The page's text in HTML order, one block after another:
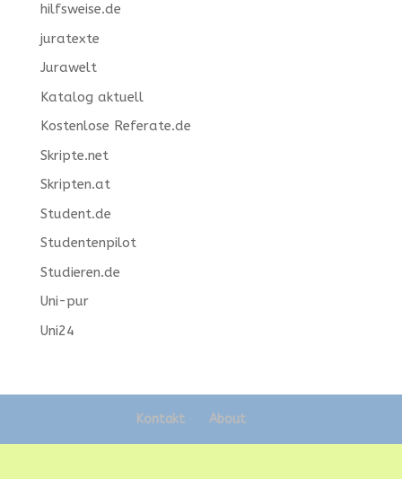
hilfsweise.de
juratexte
Jurawelt
Katalog aktuell
Kostenlose Referate.de
Skripte.net
Skripten.at
Student.de
Studentenpilot
Studieren.de
Uni-pur
Uni24
Kontakt About